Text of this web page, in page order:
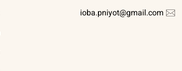
ioba.pniyot@gmail.com